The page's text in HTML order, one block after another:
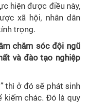
hiện được điều này,
xã hội, nhân dân
trọng.
chăm sóc đội ngũ
và đào tạo nghiệp
thì ở đó sẽ phát sinh
kiếm chác. Đó là quy